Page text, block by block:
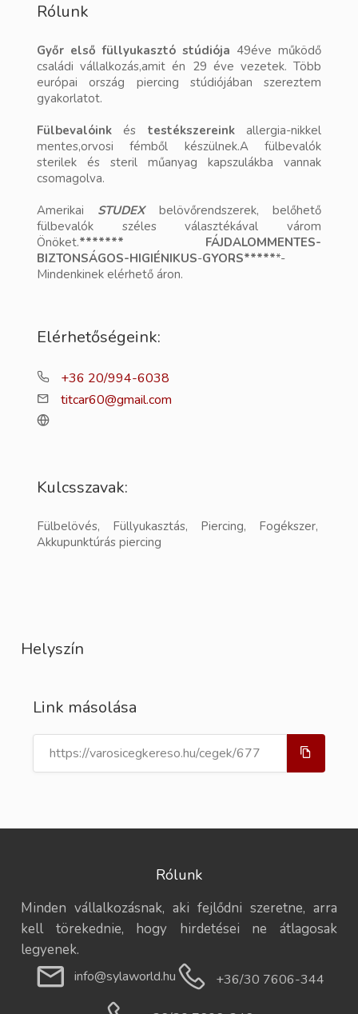
Rólunk
Győr első füllyukasztó stúdiója 49éve működő
családi vállalkozás,amit én 29 éve vezetek. Több
európai ország piercing stúdiójában szereztem
gyakorlatot.
Fülbevalóink és testékszereinkallergia-nikkel
mentes,orvosi fémből készülnek.A fülbevalók
sterilek és steril műanyag kapszulákba vannak
csomagolva.
Amerikai STUDEXbelövőrendszerek, belőhető
fülbevalók széles választékával várom
Önöket.******* FÁJDALOMMENTES-
BIZTONSÁGOS-HIGIÉNIKUS-GYORS******-
Mindenkinek elérhető áron.
Elérhetőségeink:
+36 20/994-6038
titcar60@gmail.com
Kulcsszavak:
Fülbelövés, Füllyukasztás, Piercing, Fogékszer,
Akkupunktúrás piercing
Helyszín
Link másolása
Rólunk
Minden vállalkozásnak, aki fejlődni szeretne, arra
kell törekednie, hogy hirdetései ne átlagosak
legyenek.
info@sylaworld.hu +36/30 7606-344